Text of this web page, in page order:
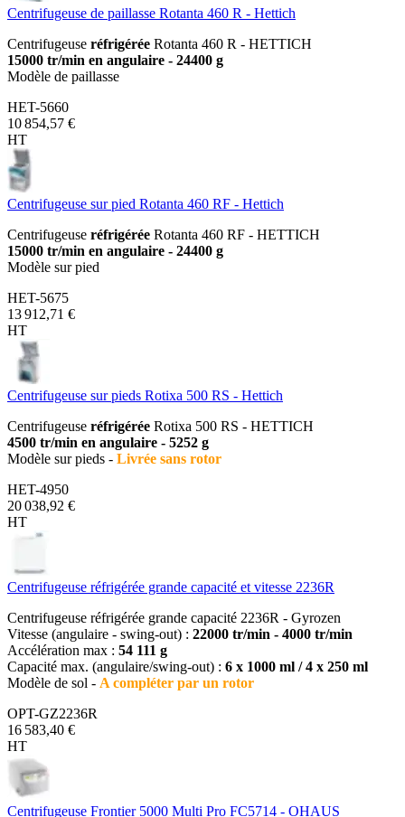
Centrifugeuse de paillasse Rotanta 460 R - Hettich
Centrifugeuse réfrigérée Rotanta 460 R - HETTICH
15000 tr/min en angulaire - 24400 g
Modèle de paillasse
HET-5660
10 854,57 €
HT
Centrifugeuse sur pied Rotanta 460 RF - Hettich
Centrifugeuse réfrigérée Rotanta 460 RF - HETTICH
15000 tr/min en angulaire - 24400 g
Modèle sur pied
HET-5675
13 912,71 €
HT
Centrifugeuse sur pieds Rotixa 500 RS - Hettich
Centrifugeuse réfrigérée Rotixa 500 RS - HETTICH
4500 tr/min en angulaire - 5252 g
Modèle sur pieds - Livrée sans rotor
HET-4950
20 038,92 €
HT
Centrifugeuse réfrigérée grande capacité et vitesse 2236R
Centrifugeuse réfrigérée grande capacité 2236R - Gyrozen
Vitesse (angulaire - swing-out) : 22000 tr/min - 4000 tr/min
Accélération max : 54 111 g
Capacité max. (angulaire/swing-out) : 6 x 1000 ml / 4 x 250 ml
Modèle de sol - A compléter par un rotor
OPT-GZ2236R
16 583,40 €
HT
Centrifugeuse Frontier 5000 Multi Pro FC5714 - OHAUS